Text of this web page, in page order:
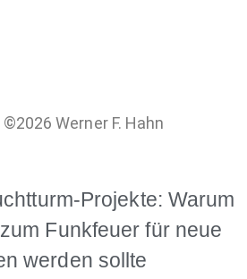
Werner F. Hahn
Projekte: Warum
Funkfeuer für neue
werden sollte